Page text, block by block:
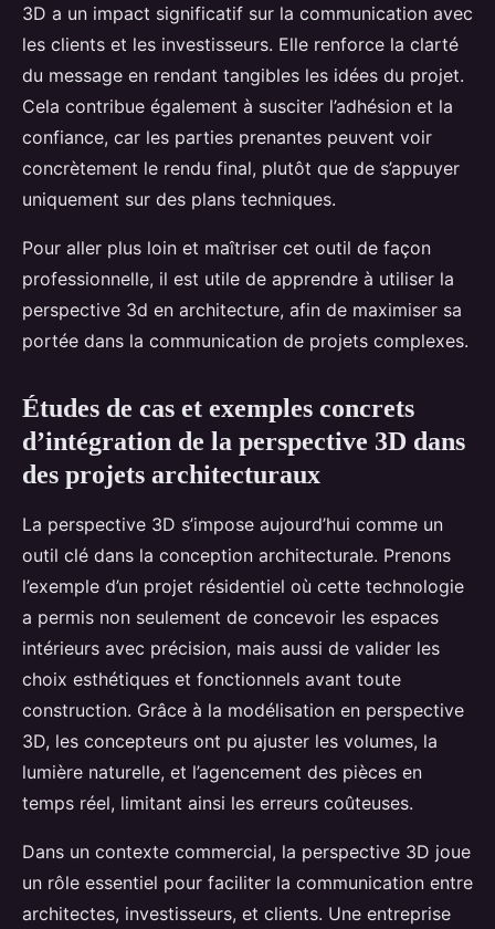
3D a un impact significatif sur la communication avec
les clients et les investisseurs. Elle renforce la clarté
du message en rendant tangibles les idées du projet.
Cela contribue également à susciter l’adhésion et la
confiance, car les parties prenantes peuvent voir
concrètement le rendu final, plutôt que de s’appuyer
uniquement sur des plans techniques.
Pour aller plus loin et maîtriser cet outil de façon
professionnelle, il est utile de apprendre à utiliser la
perspective 3d en architecture, afin de maximiser sa
portée dans la communication de projets complexes.
Études de cas et exemples concrets
d’intégration de la perspective 3D dans
des projets architecturaux
La perspective 3D s’impose aujourd’hui comme un
outil clé dans la conception architecturale. Prenons
l’exemple d’un projet résidentiel où cette technologie
a permis non seulement de concevoir les espaces
intérieurs avec précision, mais aussi de valider les
choix esthétiques et fonctionnels avant toute
construction. Grâce à la modélisation en perspective
3D, les concepteurs ont pu ajuster les volumes, la
lumière naturelle, et l’agencement des pièces en
temps réel, limitant ainsi les erreurs coûteuses.
Dans un contexte commercial, la perspective 3D joue
un rôle essentiel pour faciliter la communication entre
architectes, investisseurs, et clients. Une entreprise